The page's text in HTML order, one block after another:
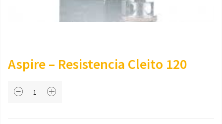
Aspire – Resistencia Cleito 120
Aspire